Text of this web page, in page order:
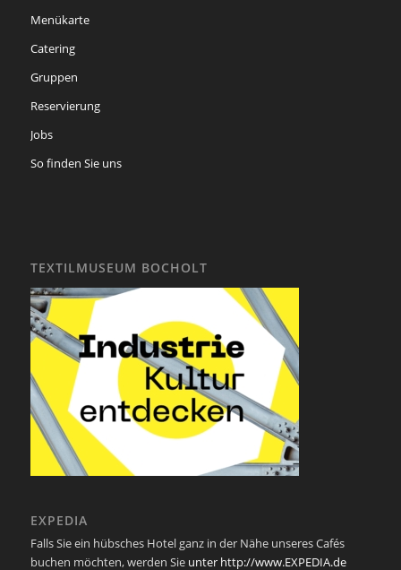
Menükarte
Catering
Gruppen
Reservierung
Jobs
So finden Sie uns
TEXTILMUSEUM BOCHOLT
EXPEDIA
Falls Sie ein hübsches Hotel ganz in der Nähe unseres Cafés
buchen möchten, werden Sie unter http://www.EXPEDIA.de